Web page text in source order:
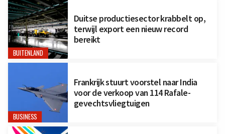
BUITENLAND
Duitse productiesector krabbelt op,
terwijl export een nieuw record
bereikt
BUSINESS
Frankrijk stuurt voorstel naar India
voor de verkoop van 114 Rafale-
gevechtsvliegtuigen